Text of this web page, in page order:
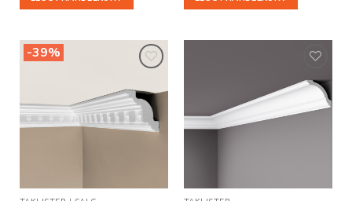
kr 75.kr 41.
-39%
Legg til
i
ønskeliste
Legg til
ønskeliste